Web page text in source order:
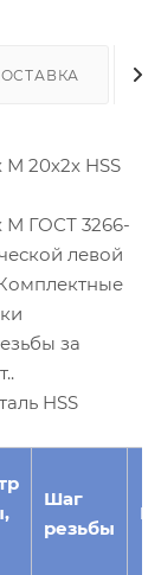
20х2х HSS
М ГОСТ 3266-
левой
за
HSS
Шаг
резьбы